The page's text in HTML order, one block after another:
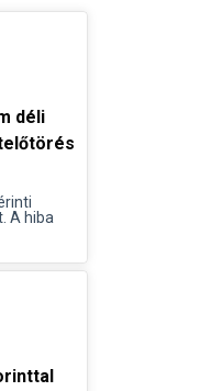
déli
A hiba